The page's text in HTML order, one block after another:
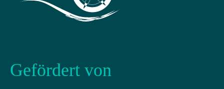
Gefördert von